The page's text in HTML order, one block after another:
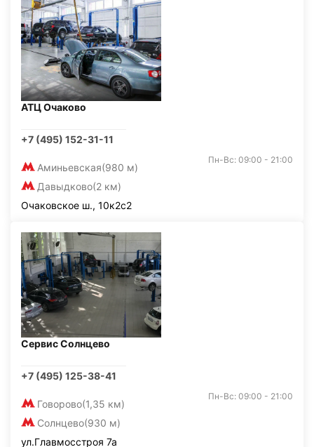
АТЦ Очаково
+7 (495) 152-31-11
Аминьевская(980 м)
Давыдково(2 км)
Пн-Вс: 09:00 - 21:00
Очаковское ш., 10к2с2
Сервис Солнцево
+7 (495) 125-38-41
Говорово(1,35 км)
Солнцево(930 м)
Пн-Вс: 09:00 - 21:00
ул.Главмосстроя 7а